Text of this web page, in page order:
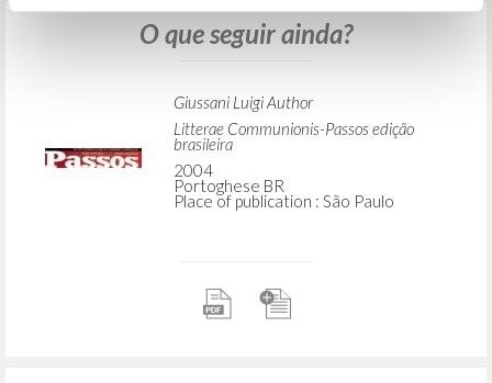
O que seguir ainda?
Giussani Luigi Author
Litterae Communionis-Passos edição
brasileira
2004
Portoghese BR
Place of publication : São Paulo